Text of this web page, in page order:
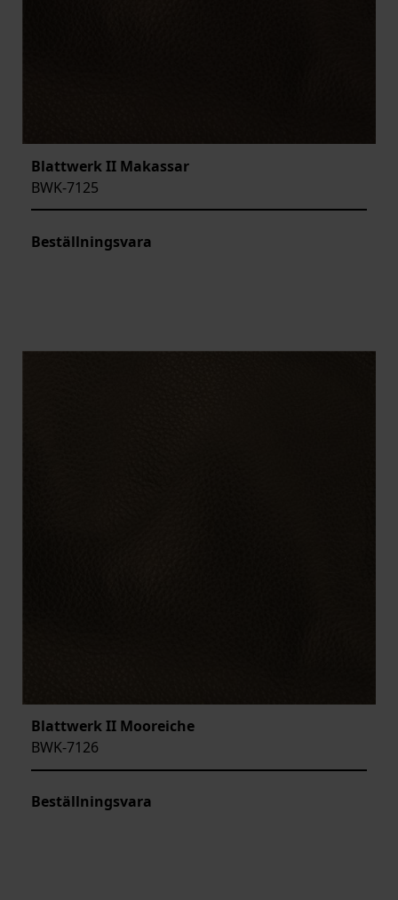
Blattwerk II Makassar
BWK-7125
Beställningsvara
Blattwerk II Mooreiche
BWK-7126
Beställningsvara